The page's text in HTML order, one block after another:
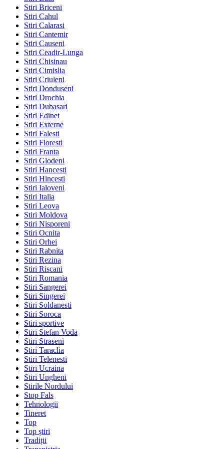
Stiri Briceni
Stiri Cahul
Stiri Calarasi
Stiri Cantemir
Stiri Causeni
Stiri Ceadir-Lunga
Stiri Chisinau
Stiri Cimislia
Stiri Criuleni
Stiri Donduseni
Stiri Drochia
Știri Dubasari
Stiri Edinet
Stiri Externe
Stiri Falesti
Stiri Floresti
Stiri Franta
Stiri Glodeni
Stiri Hancesti
Stiri Hincesti
Stiri Ialoveni
Stiri Italia
Stiri Leova
Stiri Moldova
Stiri Nisporeni
Stiri Ocnita
Stiri Orhei
Stiri Rabnita
Stiri Rezina
Stiri Riscani
Stiri Romania
Stiri Sangerei
Stiri Singerei
Stiri Soldanesti
Stiri Soroca
Stiri sportive
Stiri Stefan Voda
Stiri Straseni
Stiri Taraclia
Stiri Telenesti
Stiri Ucraina
Stiri Ungheni
Stirile Nordului
Stop Fals
Tehnologii
Tineret
Top
Top știri
Tradiții